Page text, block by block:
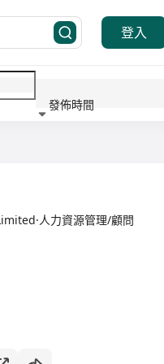
登入
發佈時間
人力資源管理/顧問